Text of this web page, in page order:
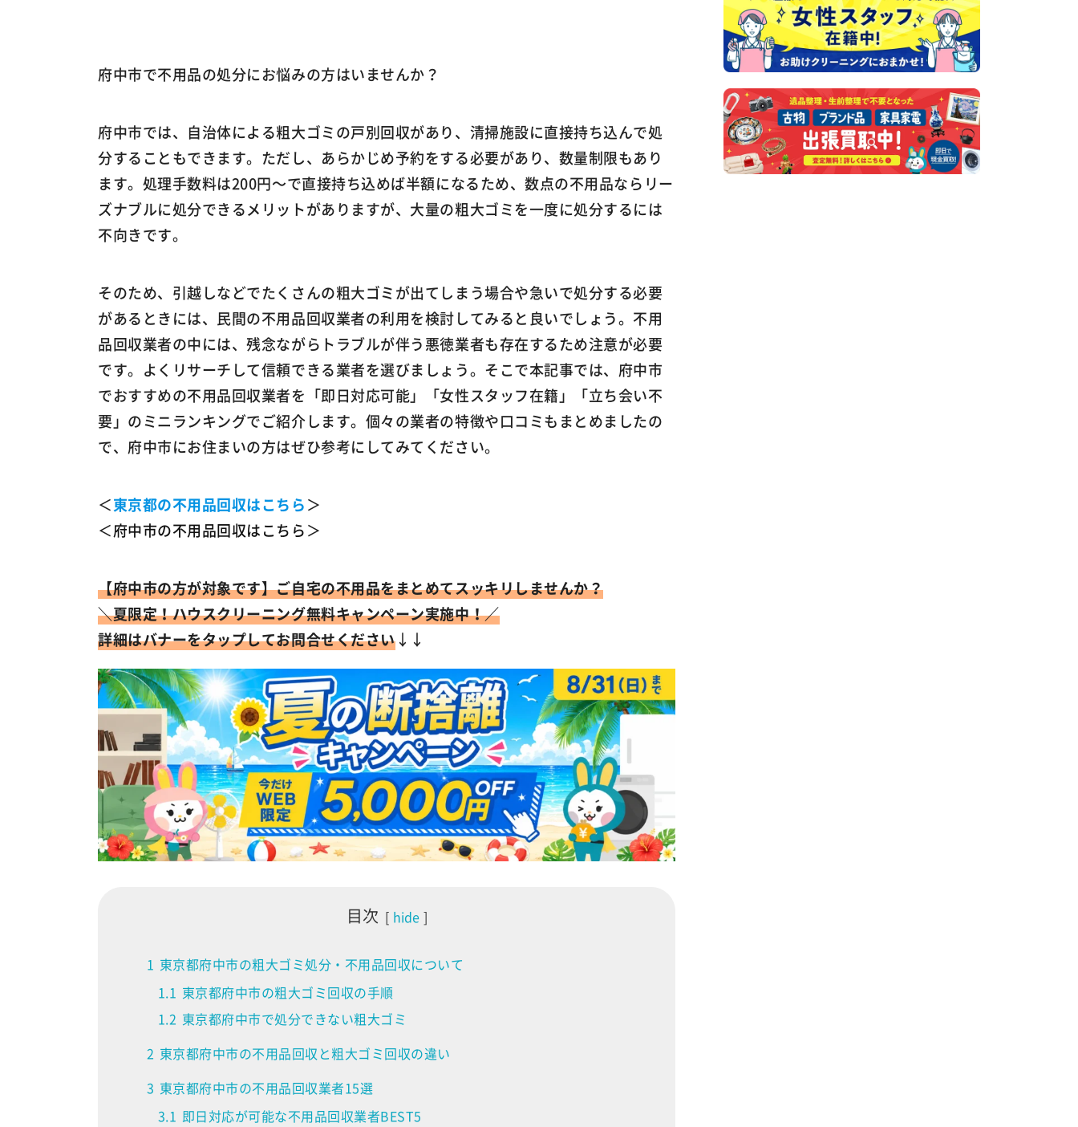
府中市で不用品の処分にお悩みの方はいませんか？
府中市では、自治体による粗大ゴミの戸別回収があり、清掃施設に直接持ち込んで処
分することもできます。ただし、あらかじめ予約をする必要があり、数量制限もあり
ます。処理手数料は200円～で直接持ち込めば半額になるため、数点の不用品ならリー
ズナブルに処分できるメリットがありますが、大量の粗大ゴミを一度に処分するには
不向きです。
そのため、引越しなどでたくさんの粗大ゴミが出てしまう場合や急いで処分する必要
があるときには、民間の不用品回収業者の利用を検討してみると良いでしょう。不用
品回収業者の中には、残念ながらトラブルが伴う悪徳業者も存在するため注意が必要
です。よくリサーチして信頼できる業者を選びましょう。そこで本記事では、府中市
でおすすめの不用品回収業者を「即日対応可能」「女性スタッフ在籍」「立ち会い不
要」のミニランキングでご紹介します。個々の業者の特徴や口コミもまとめましたの
で、府中市にお住まいの方はぜひ参考にしてみてください。
＜東京都の不用品回収はこちら＞
＜府中市の不用品回収はこちら＞
【府中市の方が対象です】ご自宅の不用品をまとめてスッキリしませんか？
＼夏限定！ハウスクリーニング無料キャンペーン実施中！／
詳細はバナーをタップしてお問合せください↓↓
目次 hide
1 東京都府中市の粗大ゴミ処分・不用品回収について
1.1 東京都府中市の粗大ゴミ回収の手順
1.2 東京都府中市で処分できない粗大ゴミ
2 東京都府中市の不用品回収と粗大ゴミ回収の違い
3 東京都府中市の不用品回収業者15選
3.1 即日対応が可能な不用品回収業者BEST5